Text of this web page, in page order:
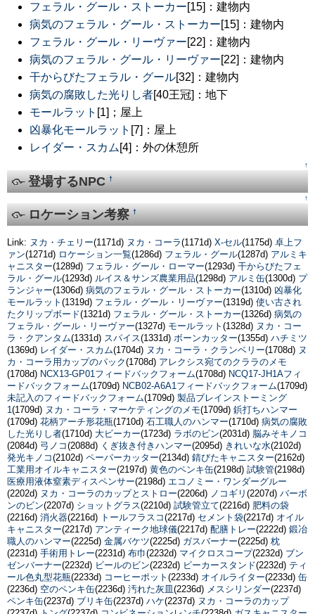
フェラル・グール・ストーカー[15]：建物内
病気のフェラル・グール・ストーカー[15]：建物内
フェラル・グール・リーヴァー[22]：建物内
病気のフェラル・グール・リーヴァー[22]：建物内
干からびたフェラル・グール[32]：建物内
病気の腐敗した光りし者[40王冠]：地下
モールラット [1]；屋上
凶暴化モールラット [7]：屋上
レイダー・スカム [4]：外の休憩所
↑
登場するNPC†
↑
ロケーション考察†
Link: ヌカ・チェリー(1171d) ヌカ・コーラ(1171d) X-セル(1175d) 卓上フ
ァン(1271d) ロケーション一覧(1286d) フェラル・グール(1287d) アルミキ
ャニスター(1289d) フェラル・グール・ローマー(1293d) 干からびたフェ
ラル・グール(1293d) ルイス＆サンズ農業用品(1298d) アルミ缶(1300d) プ
ランジャー(1306d) 病気のフェラル・グール・ストーカー(1310d) 凶暴化
モールラット (1319d) フェラル・グール・リーヴァー(1319d) 使い古され
たクリップボード(1321d) フェラル・グール・ストーカー(1326d) 病気の
フェラル・グール・リーヴァー(1327d) モールラット (1328d) ヌカ・コー
ラ・クアンタム(1331d) スパイス(1331d) ボーンカッター(1355d) ハチミツ
(1369d) レイダー・スカム(1704d) ヌカ・コーラ・クランベリー(1708d) ヌ
カ・コーラ用カップのパック(1708d) アレクシス宛てのクララのメモ
(1708d) NCX13-GP01フィードバックフォーム(1708d) NCQ17-JH1Aフィ
ードバックフォーム(1709d) NCB02-A6A1フィードバックフォーム(1709d)
未記入のフィードバックフォーム(1709d) 製品ブレインストーミング
1(1709d) ヌカ・コーラ・マーケティングのメモ(1709d) 鋲打ちハンマー
(1709d) 花柄アーチ形花瓶(1710d) 石工職人のハンマー(1710d) 病気の腐敗
した光りし者(1710d) 大ビーカー(1723d) ラボのビン(2031d) 脳みそキノコ
(2084d) 弓ノコ(2088d) くぎ抜き付きハンマー(2095d) きれいな水(2102d)
発光キノコ(2102d) ペーパーカッター(2134d) 錆びたキャニスター(2162d)
工業用オイルキャニスター(2197d) 黄色のペンキ缶(2198d) 試験管(2198d)
医療用液体窒素ディスペンサー(2198d) エコノミー・ワンダーグルー
(2202d) ヌカ・コーラのカップとストロー(2206d) ノコギリ (2207d) バーボ
ンのビン(2207d) ショットグラス(2210d) 試験管立て(2216d) 肥料の袋
(2216d) 消火器(2216d) トールフラスコ(2217d) セメント袋(2217d) オイル
キャニスター(2217d) アンティーク地球儀(2217d) 配膳トレー(2222d) 鍛冶
職人のハンマー(2225d) 金属バケツ(2225d) ガスバーナー(2225d) 枕
(2231d) 手術用トレー(2231d) 布巾(2232d) マイクロスコープ(2232d) ブン
ゼンバーナー(2232d) ビールのビン(2232d) ビーカースタンド(2232d) ティ
ール色丸型花瓶(2233d) コーヒーポット (2233d) オイルライター(2233d) 缶
(2236d) 空のペンキ缶(2236d) 汚れた灰皿 (2236d) メスシリンダー(2237d)
ペンキ缶(2237d) ブリキ缶(2237d) ハケ(2237d) ヌカ・コーラのカップ